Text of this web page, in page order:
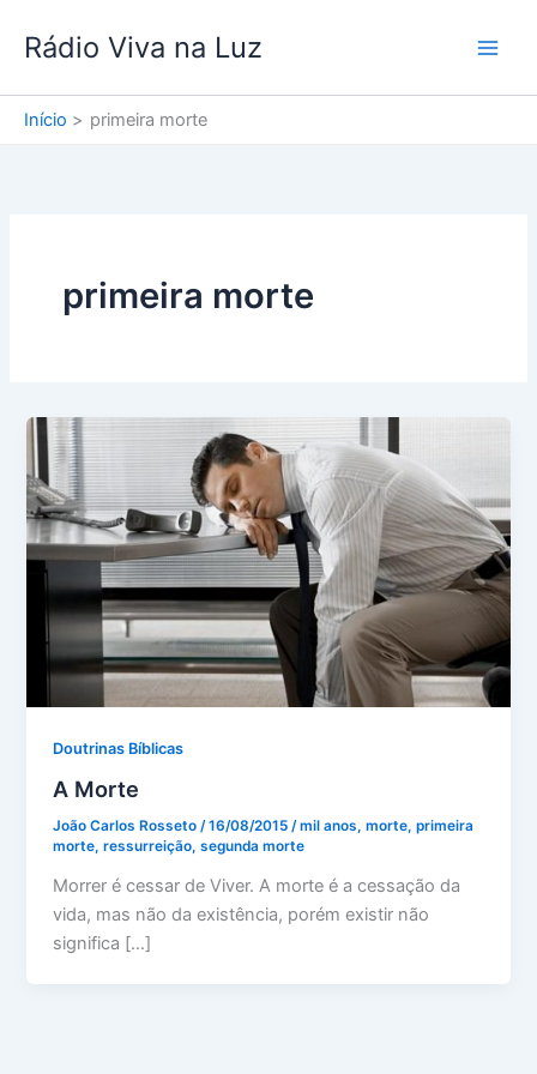
para
conteúdo
Rádio Viva na Luz
Início primeira morte
primeira morte
Doutrinas Bíblicas
A Morte
João Carlos Rosseto/16/08/2015/mil anos,morte,primeira
morte,ressurreição,segunda morte
Morrer é cessar de Viver. A morte é a cessação da
vida, mas não da existência, porém existir não
significa […]